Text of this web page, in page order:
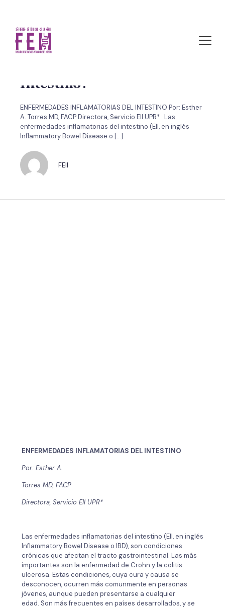
octubre 19, 2010 by FEII
¿Qué son las Enfermedades
Intestino?
ENFERMEDADES INFLAMATORIAS DEL INTESTINO Por: Esther
A. Torres MD, FACP Directora, Servicio EII UPR* Las
enfermedades inflamatorias del intestino (EII, en inglés
Inflammatory Bowel Disease o […]
FEII
ENFERMEDADES INFLAMATORIAS DEL INTESTINO
Por: Esther A.
Torres MD, FACP
Directora, Servicio EII UPR*
Las enfermedades inflamatorias del intestino (EII, en inglés
Inflammatory Bowel Disease o IBD), son condiciones
crónicas que afectan el tracto gastrointestinal. Las más
importantes son la enfermedad de Crohn y la colitis
ulcerosa. Estas condiciones, cuya cura y causa se
desconocen, ocurren más comunmente en personas
jóvenes, aunque pueden presentarse a cualquier
edad. Son más frecuentes en países desarrollados, y se